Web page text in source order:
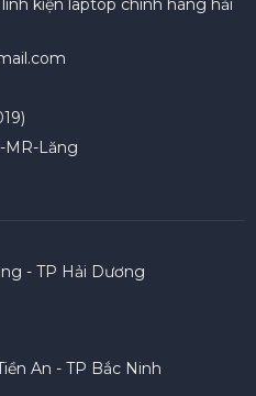
MR-Lăng
- TP Hải Dương
An - TP Bắc Ninh